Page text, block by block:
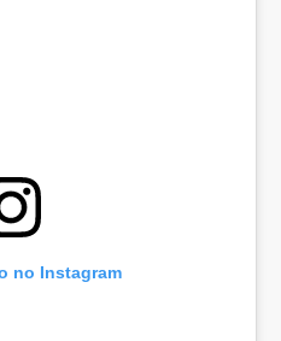
no Instagram